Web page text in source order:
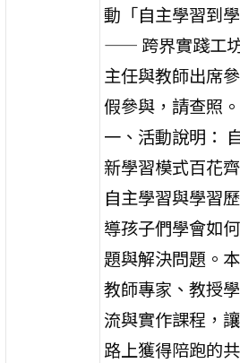
動「自主學習到
—— 跨界實踐工
主任與教師出席
假參與，請查照。
一、活動說明：
新學習模式百花
自主學習與學習
導孩子們學會如
題與解決問題。
教師專家、教授
流與實作課程，
路上獲得陪跑的